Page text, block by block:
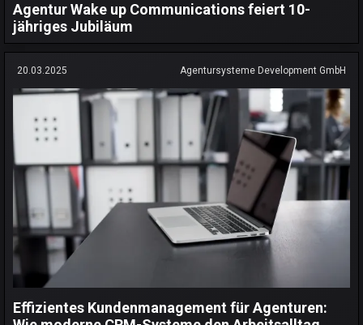
Agentur Wake up Communications feiert 10-
jähriges Jubiläum
20.03.2025 Agentursysteme Development GmbH
Effizientes Kundenmanagement für Agenturen: